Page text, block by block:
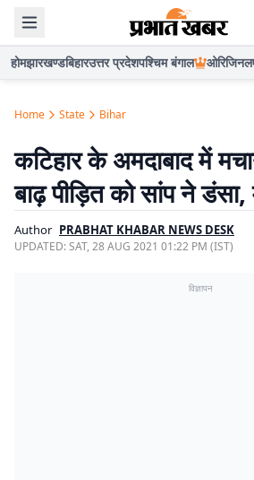
होमझारखण्डबिहारउत्तर प्रदेशपश्चिम बंगाल ओरिजिनल
Home State Bihar
कटिहार के अमदाबाद में
बाढ़ पीड़ित को सांप ने डंसा,
Author PRABHAT KHABAR NEWS DESK
UPDATED:SAT, 28 AUG 2021 01:22 PM (IST)
विज्ञापन